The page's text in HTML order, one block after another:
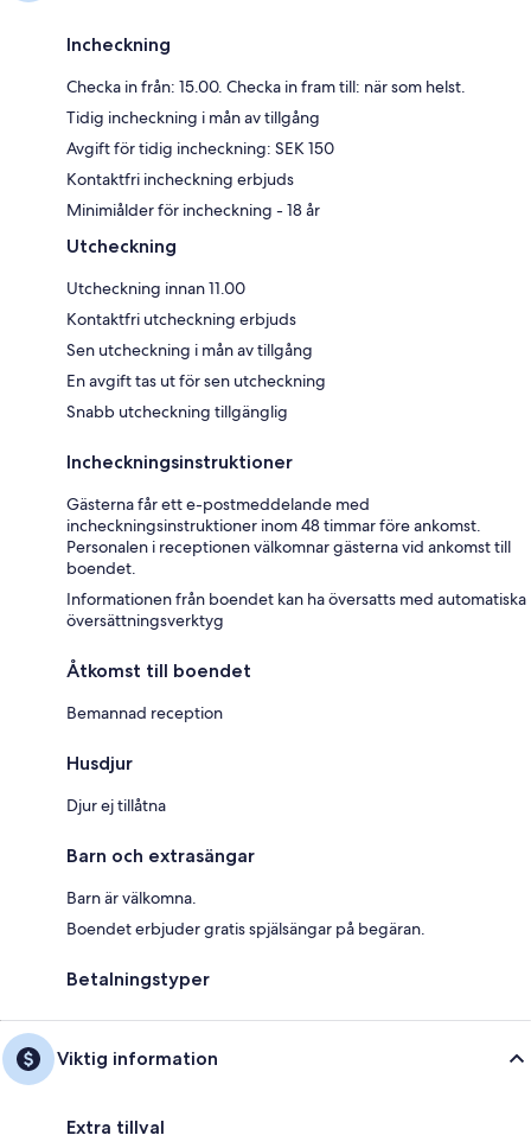
Incheckning
Checka in från: 15.00. Checka in fram till: när som helst.
Tidig incheckning i mån av tillgång
Avgift för tidig incheckning: SEK 150
Kontaktfri incheckning erbjuds
Minimiålder för incheckning - 18 år
Utcheckning
Utcheckning innan 11.00
Kontaktfri utcheckning erbjuds
Sen utcheckning i mån av tillgång
En avgift tas ut för sen utcheckning
Snabb utcheckning tillgänglig
Incheckningsinstruktioner
Gästerna får ett e-postmeddelande med
incheckningsinstruktioner inom 48 timmar före ankomst.
Personalen i receptionen välkomnar gästerna vid ankomst till
boendet.
Informationen från boendet kan ha översatts med automatiska
översättningsverktyg
Åtkomst till boendet
Bemannad reception
Husdjur
Djur ej tillåtna
Barn och extrasängar
Barn är välkomna.
Boendet erbjuder gratis spjälsängar på begäran.
Betalningstyper
Viktig information
Extra tillval